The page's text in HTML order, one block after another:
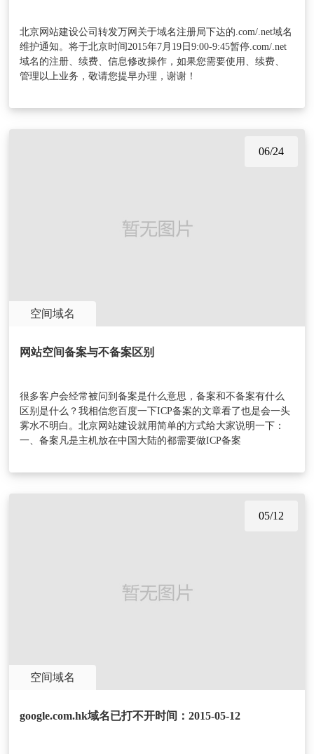
北京网站建设公司转发万网关于域名注册局下达的.com/.net域名
维护通知。将于北京时间2015年7月19日9:00-9:45暂停.com/.net
域名的注册、续费、信息修改操作，如果您需要使用、续费、
管理以上业务，敬请您提早办理，谢谢！
06/24
空间域名
网站空间备案与不备案区别
很多客户会经常被问到备案是什么意思，备案和不备案有什么
区别是什么？我相信您百度一下ICP备案的文章看了也是会一头
雾水不明白。北京网站建设就用简单的方式给大家说明一下：
一、备案凡是主机放在中国大陆的都需要做ICP备案
05/12
空间域名
google.com.hk域名已打不开时间：2015-05-12